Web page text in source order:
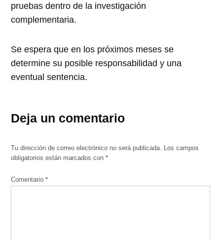
pruebas dentro de la investigación
complementaria.
Se espera que en los próximos meses se
determine su posible responsabilidad y una
eventual sentencia.
Deja un comentario
Tu dirección de correo electrónico no será publicada. Los campos
obligatorios están marcados con*
Comentario*